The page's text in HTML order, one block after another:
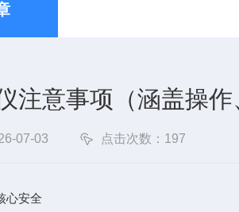
注意事项（涵盖操
07-03 点击次数：197
心安全